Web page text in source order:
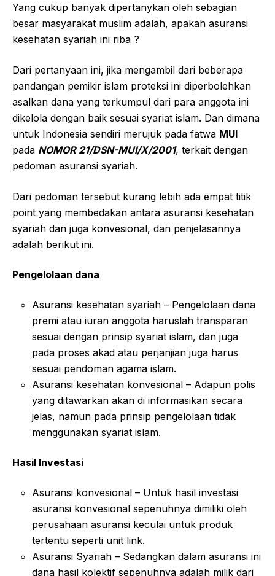
Yang cukup banyak dipertanykan oleh sebagian
besar masyarakat muslim adalah, apakah asuransi
kesehatan syariah ini riba ?
Dari pertanyaan ini, jika mengambil dari beberapa
pandangan pemikir islam proteksi ini diperbolehkan
asalkan dana yang terkumpul dari para anggota ini
dikelola dengan baik sesuai syariat islam. Dan dimana
untuk Indonesia sendiri merujuk pada fatwa MUI
pada NOMOR 21/DSN-MUI/X/2001, terkait dengan
pedoman asuransi syariah.
Dari pedoman tersebut kurang lebih ada empat titik
point yang membedakan antara asuransi kesehatan
syariah dan juga konvesional, dan penjelasannya
adalah berikut ini.
Pengelolaan dana
Asuransi kesehatan syariah – Pengelolaan dana
premi atau iuran anggota haruslah transparan
sesuai dengan prinsip syariat islam, dan juga
pada proses akad atau perjanjian juga harus
sesuai pendoman agama islam.
Asuransi kesehatan konvesional – Adapun polis
yang ditawarkan akan di informasikan secara
jelas, namun pada prinsip pengelolaan tidak
menggunakan syariat islam.
Hasil Investasi
Asuransi konvesional – Untuk hasil investasi
asuransi konvesional sepenuhnya dimiliki oleh
perusahaan asuransi keculai untuk produk
tertentu seperti unit link.
Asuransi Syariah – Sedangkan dalam asuransi ini
dana hasil kolektif sepenuhnya adalah milik dari